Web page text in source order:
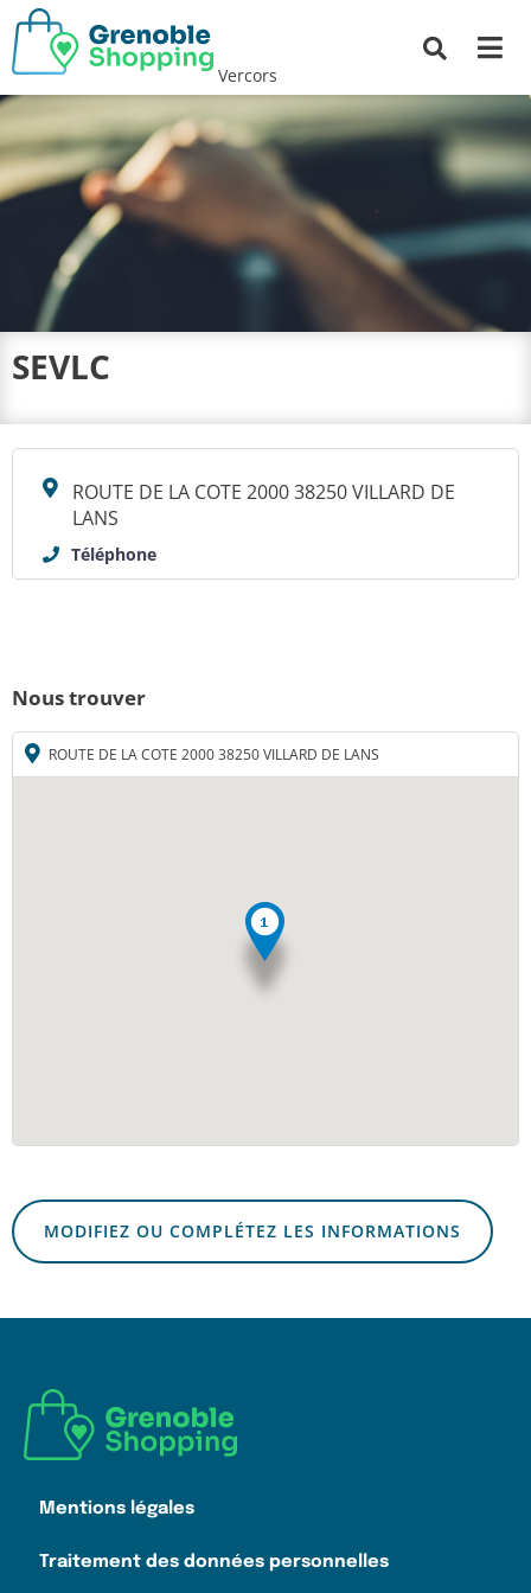
Vercors
SEVLC
ROUTE DE LA COTE 2000 38250 VILLARD DE
LANS
Téléphone
Nous trouver
ROUTE DE LA COTE 2000 38250 VILLARD DE LANS
MODIFIEZ OU COMPLÉTEZ LES INFORMATIONS
Mentions légales
Traitement des données personnelles